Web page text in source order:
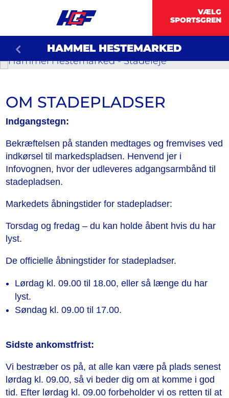
HAMMEL HESTEMARKED
OM STADEPLADSER
Indgangstegn:
Bekræftelsen på standen medtages og fremvises ved
indkørsel til markedspladsen. Henvend jer i
Infovognen, hvor der udleveres adgangsarmbånd til
stadepladsen.
Markedets åbningstider for stadepladser:
Torsdag og fredag – du kan holde åbent hvis du har
lyst.
De officielle åbningstider for stadepladser.
Lørdag kl. 09.00 til 18.00, eller så længe du har
lyst.
Søndag kl. 09.00 til 17.00.
Sidste ankomstfrist:
Vi bestræber os på, at alle kan være på plads senest
lørdag kl. 09.00, så vi beder dig om at komme i god
tid. Efter lørdag kl. 09.00 forbeholder vi os retten til at